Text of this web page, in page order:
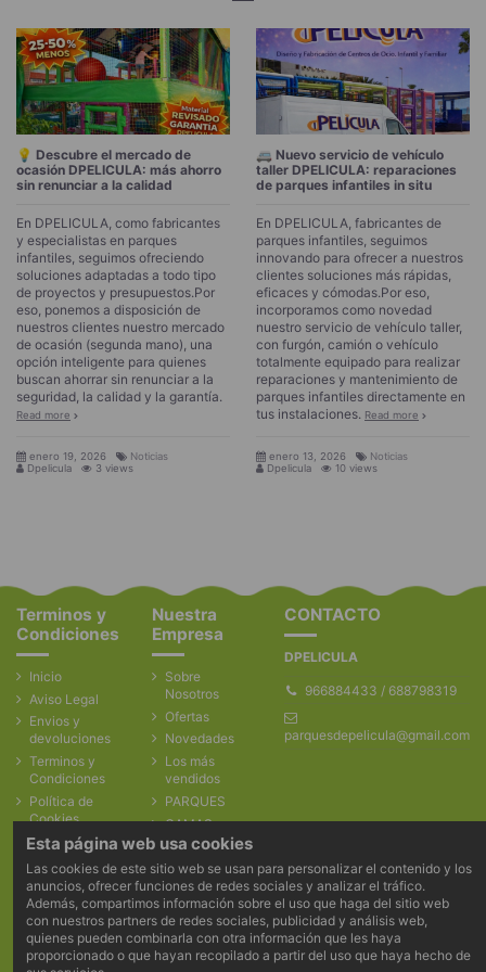
💡 Descubre el mercado de
ocasión DPELICULA: más ahorro
sin renunciar a la calidad
En DPELICULA, como fabricantes
y especialistas en parques
infantiles, seguimos ofreciendo
soluciones adaptadas a todo tipo
de proyectos y presupuestos.Por
eso, ponemos a disposición de
nuestros clientes nuestro mercado
de ocasión (segunda mano), una
opción inteligente para quienes
buscan ahorrar sin renunciar a la
seguridad, la calidad y la garantía.
Read more
enero 19, 2026
Noticias
Dpelicula
3 views
🚐 Nuevo servicio de vehículo
taller DPELICULA: reparaciones
de parques infantiles in situ
En DPELICULA, fabricantes de
parques infantiles, seguimos
innovando para ofrecer a nuestros
clientes soluciones más rápidas,
eficaces y cómodas.Por eso,
incorporamos como novedad
nuestro servicio de vehículo taller,
con furgón, camión o vehículo
totalmente equipado para realizar
reparaciones y mantenimiento de
parques infantiles directamente en
tus instalaciones. Read more
enero 13, 2026
Noticias
Dpelicula
10 views
Terminos y
Condiciones
Inicio
Aviso Legal
Envios y
devoluciones
Terminos y
Condiciones
Política de
Cookies
Política de
Privacidad
Contacte con
nosotros
Nuestra
Empresa
Sobre
Nosotros
Ofertas
Novedades
Los más
vendidos
PARQUES
CAMAS
ELASTICAS
ACCESORIOS
PROYECTOS
REALIZADOS
PARQUES
INFANTILES
CONTACTO
DPELICULA
966884433 / 688798319
parquesdepelicula@gmail.com
Esta página web usa cookies
Las cookies de este sitio web se usan para personalizar el contenido y los
anuncios, ofrecer funciones de redes sociales y analizar el tráfico.
Además, compartimos información sobre el uso que haga del sitio web
con nuestros partners de redes sociales, publicidad y análisis web,
quienes pueden combinarla con otra información que les haya
proporcionado o que hayan recopilado a partir del uso que haya hecho de